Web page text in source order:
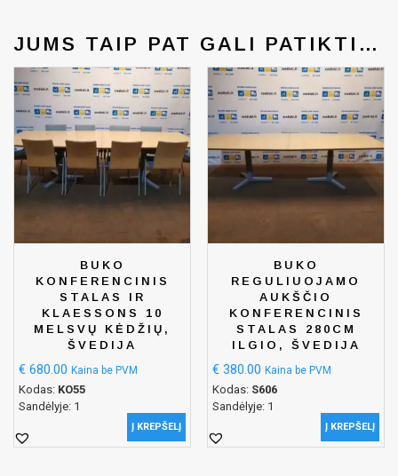
JUMS TAIP PAT GALI PATIKTI…
BUKO
KONFERENCINIS
STALAS IR
KLAESSONS 10
MELSVŲ KĖDŽIŲ,
ŠVEDIJA
€ 680.00 Kaina be PVM
Kodas: KO55
Sandėlyje: 1
Į KREPŠELĮ
BUKO
REGULIUOJAMO
AUKŠČIO
KONFERENCINIS
STALAS 280CM
ILGIO, ŠVEDIJA
€ 380.00 Kaina be PVM
Kodas: S606
Sandėlyje: 1
Į KREPŠELĮ